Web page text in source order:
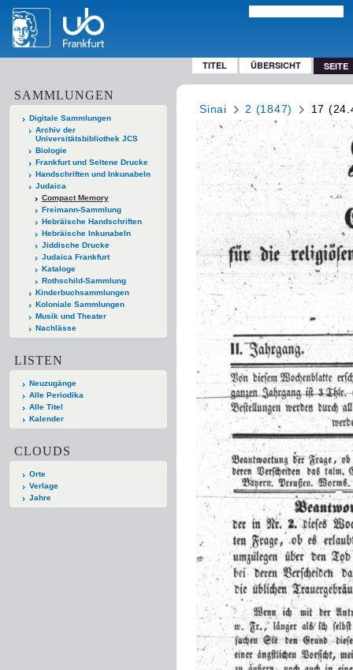
TITEL ÜBERSICHT SEITE
SAMMLUNGEN
Digitale Sammlungen
Archiv der
Universitätsbibliothek JCS
Biologie
Frankfurt und Seltene Drucke
Handschriften und Inkunabeln
Judaica
Compact Memory
Freimann-Sammlung
Hebräische Handschriften
Hebräische Inkunabeln
Jiddische Drucke
Judaica Frankfurt
Kataloge
Rothschild-Sammlung
Kinderbuchsammlungen
Koloniale Sammlungen
Musik und Theater
Nachlässe
LISTEN
Neuzugänge
Alle Periodika
Alle Titel
Kalender
CLOUDS
Orte
Verlage
Jahre
Sinai 2 (1847) 17